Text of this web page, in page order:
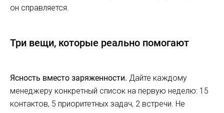
он справляется.
Три вещи, которые реально помогают
Ясность вместо заряженности. Дайте каждому
менеджеру конкретный список на первую неделю: 15
контактов, 5 приоритетных задач, 2 встречи. Не